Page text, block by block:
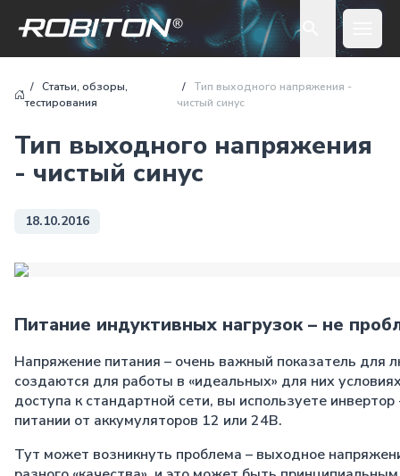
Статьи, обзоры,
тестирования
Тип выходного напряжения -
чистый синус
Тип выходного напряжения
- чистый синус
18.10.2016
Питание индуктивных нагрузок – не
Напряжение питания – очень важный показатель для
создаются для работы в «идеальных» для них
доступа к стандартной сети, вы используете
питании от аккумуляторов 12 или 24В.
Тут может возникнуть проблема – выходное